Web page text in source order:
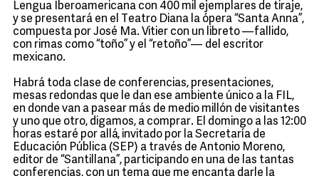
Lengua Iberoamericana con 400 mil ejemplares de tiraje,
y se presentará en el Teatro Diana la ópera “Santa Anna”,
compuesta por José Ma. Vitier con un libreto —fallido,
con rimas como “toño” y el “retoño”— del escritor
mexicano.
Habrá toda clase de conferencias, presentaciones,
mesas redondas que le dan ese ambiente único a la FIL,
en donde van a pasear más de medio millón de visitantes
y uno que otro, digamos, a comprar. El domingo a las 12:00
horas estaré por allá, invitado por la Secretaría de
Educación Pública (SEP) a través de Antonio Moreno,
editor de “Santillana”, participando en una de las tantas
conferencias, con un tema que me encanta darle la